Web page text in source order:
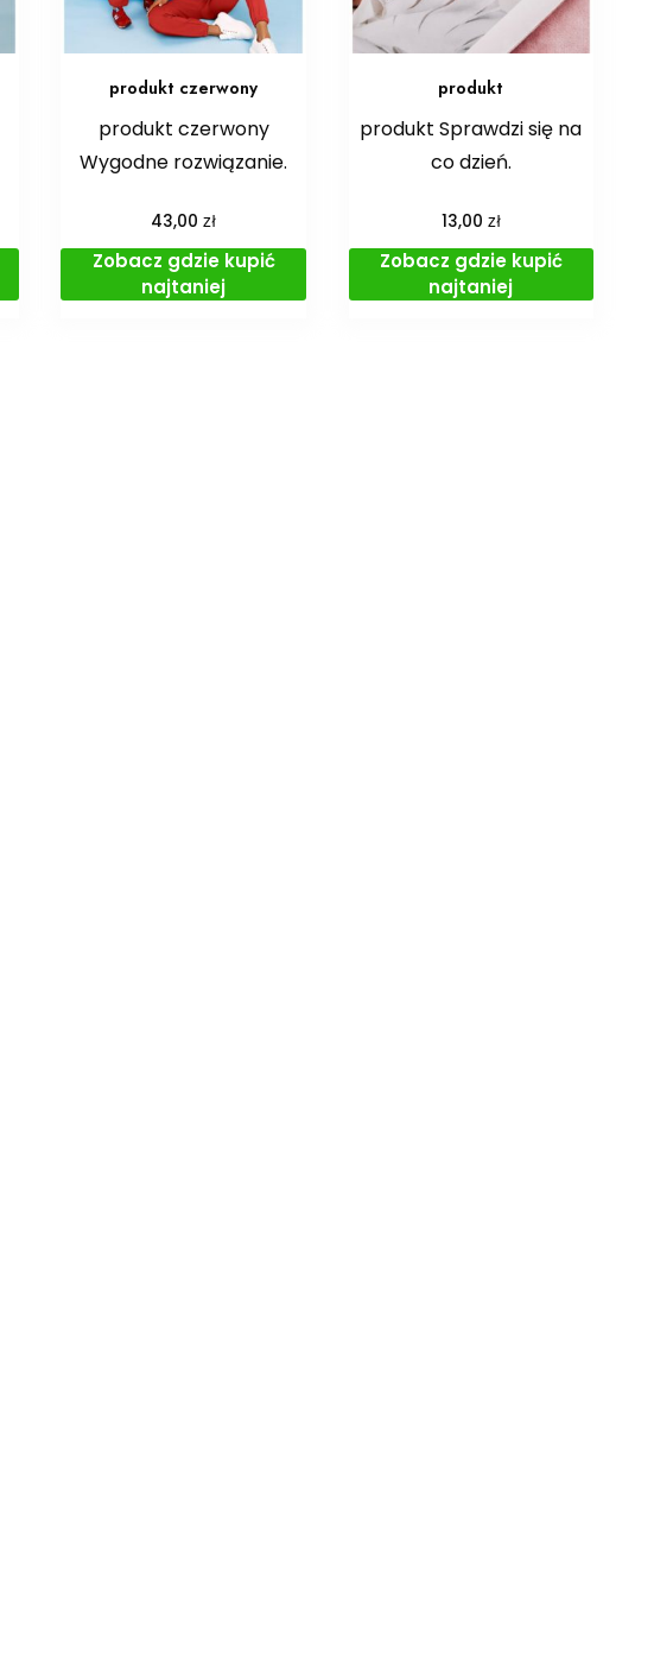
produkt czerwony
produkt czerwony
Wygodne rozwiązanie.
43,00zł
Zobacz gdzie kupić
najtaniej
produkt
produkt Sprawdzi się na
co dzień.
13,00 zł
Zobacz gdzie kupić
najtaniej